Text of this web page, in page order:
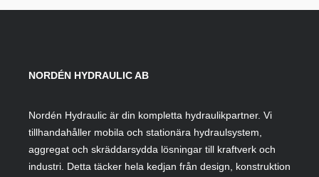
NORDÉN HYDRAULIC AB
Nordén Hydraulic är din kompletta hydraulikpartner. Vi
tillhandahåller mobila och stationära hydraulsystem,
aggregat och skräddarsydda lösningar till kraftverk och
industri. Detta täcker hela kedjan från design, konstruktion